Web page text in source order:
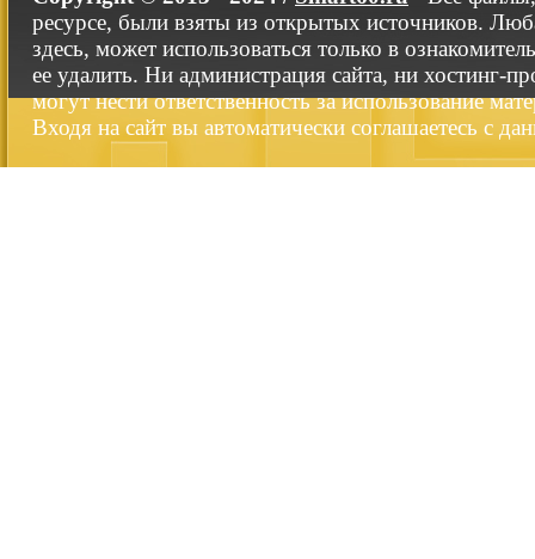
ресурсе, были взяты из открытых источников.
здесь, может использоваться только в
ее удалить. Ни администрация сайта, ни хостинг-
могут нести ответственность за использование
Входя на сайт вы автоматически соглашаетесь с